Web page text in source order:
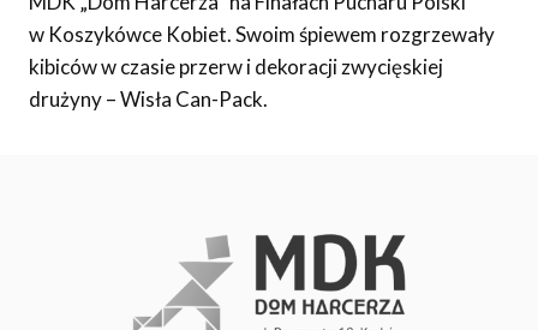
w Koszykówce Kobiet. Swoim śpiewem rozgrzewały
kibiców w czasie przerw i dekoracji zwycięskiej
drużyny – Wisła Can-Pack.